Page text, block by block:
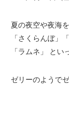
夏の夜空や夜海
「さくらんぼ」
「ラムネ」 とい
ゼリーのようで